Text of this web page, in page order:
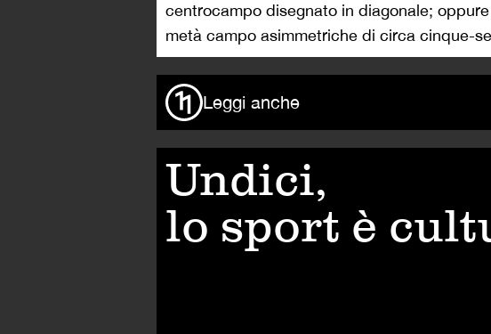
centrocampo disegnato in diagonale;
metà campo asimmetriche di circa cinque-
Leggi anche
Undici,
lo sport è